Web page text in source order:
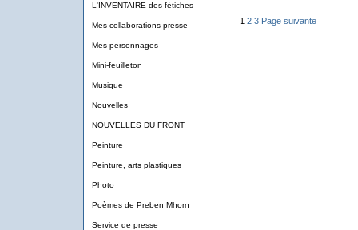
L'INVENTAIRE des fétiches
Mes collaborations presse
Mes personnages
Mini-feuilleton
Musique
Nouvelles
NOUVELLES DU FRONT
Peinture
Peinture, arts plastiques
Photo
Poèmes de Preben Mhorn
Service de presse
1 2 3 Page suivante